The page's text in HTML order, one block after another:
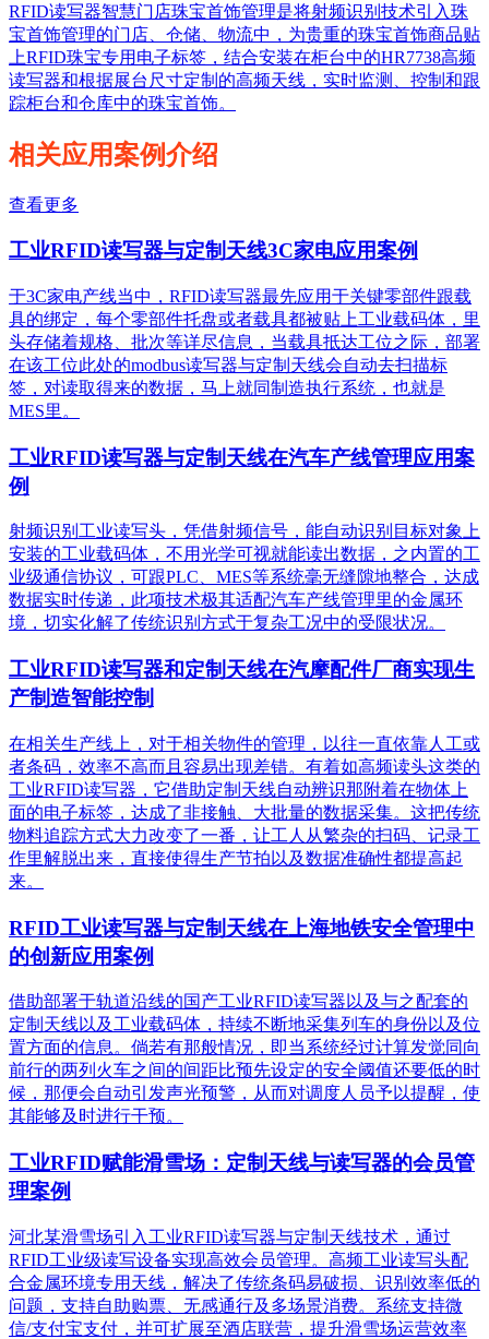
RFID读写器智慧门店珠宝首饰管理是将射频识别技术引入珠
宝首饰管理的门店、仓储、物流中，为贵重的珠宝首饰商品贴
上RFID珠宝专用电子标签，结合安装在柜台中的HR7738高频
读写器和根据展台尺寸定制的高频天线，实时监测、控制和跟
踪柜台和仓库中的珠宝首饰。
相关应用案例介绍
查看更多
工业RFID读写器与定制天线3C家电应用案例
于3C家电产线当中，RFID读写器最先应用于关键零部件跟载
具的绑定，每个零部件托盘或者载具都被贴上工业载码体，里
头存储着规格、批次等详尽信息，当载具抵达工位之际，部署
在该工位此处的modbus读写器与定制天线会自动去扫描标
签，对读取得来的数据，马上就同制造执行系统，也就是
MES里。
工业RFID读写器与定制天线在汽车产线管理应用案
例
射频识别工业读写头，凭借射频信号，能自动识别目标对象上
安装的工业载码体，不用光学可视就能读出数据，之内置的工
业级通信协议，可跟PLC、MES等系统毫无缝隙地整合，达成
数据实时传递，此项技术极其适配汽车产线管理里的金属环
境，切实化解了传统识别方式于复杂工况中的受限状况。
工业RFID读写器和定制天线在汽摩配件厂商实现生
产制造智能控制
在相关生产线上，对于相关物件的管理，以往一直依靠人工或
者条码，效率不高而且容易出现差错。有着如高频读头这类的
工业RFID读写器，它借助定制天线自动辨识那附着在物体上
面的电子标签，达成了非接触、大批量的数据采集。这把传统
物料追踪方式大力改变了一番，让工人从繁杂的扫码、记录工
作里解脱出来，直接使得生产节拍以及数据准确性都提高起
来。
RFID工业读写器与定制天线在上海地铁安全管理中
的创新应用案例
借助部署于轨道沿线的国产工业RFID读写器以及与之配套的
定制天线以及工业载码体，持续不断地采集列车的身份以及位
置方面的信息。倘若有那般情况，即当系统经过计算发觉同向
前行的两列火车之间的间距比预先设定的安全阈值还要低的时
候，那便会自动引发声光预警，从而对调度人员予以提醒，使
其能够及时进行干预。
工业RFID赋能滑雪场：定制天线与读写器的会员管
理案例
河北某滑雪场引入工业RFID读写器与定制天线技术，通过
RFID工业级读写设备实现高效会员管理。高频工业读写头配
合金属环境专用天线，解决了传统条码易破损、识别效率低的
问题，支持自助购票、无感通行及多场景消费。系统支持微
信/支付宝支付，并可扩展至酒店联营，提升滑雪场运营效率